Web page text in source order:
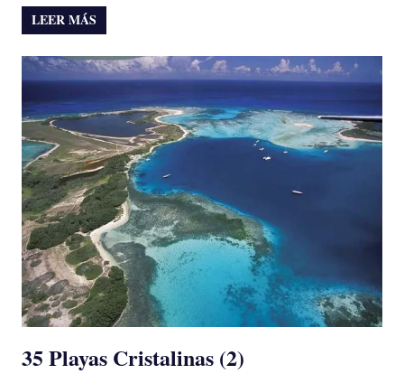
LEER MÁS
35 Playas Cristalinas (2)